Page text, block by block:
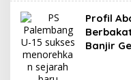
Profil
Banjir